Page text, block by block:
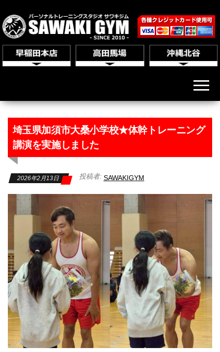
埼玉県加須市大桑小学校★体幹トレーニング
講演を実施しました
2026年2月13日 投稿者: SAWAKIGYM